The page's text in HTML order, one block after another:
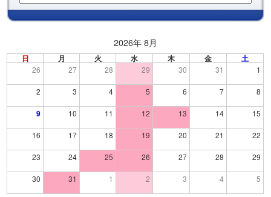
2026年 8月
日 月 火 水 木 金 土
26 27 28 29 30 31 1
2 3 4 5 6 7 8
9 10 11 12 13 14 15
16 17 18 19 20 21 22
23 24 25 26 27 28 29
30 31 1 2 3 4 5